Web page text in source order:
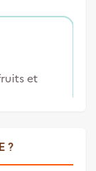
?